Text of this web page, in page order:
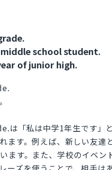
school student.
of junior high.
「私は中学1年生です」
ます。例えば、新しい友
ます。また、学校のイベ